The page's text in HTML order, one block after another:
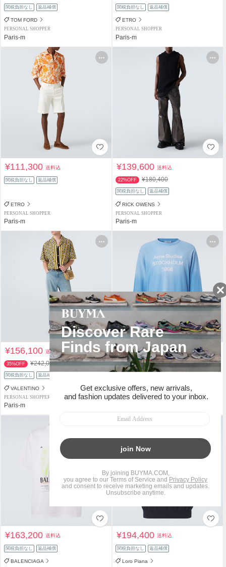
関税負担なし 返品補償
TOM FORD
PERSONAL SHOPPER
Paris-m
関税負担なし 返品補償
ETRO
PERSONAL SHOPPER
Paris-m
¥111,300送料込
関税負担なし 返品補償
ETRO
PERSONAL SHOPPER
Paris-m
¥139,600送料込
22%OFF ¥180,400
関税負担なし 返品補償
RICK OWENS
PERSONAL SHOPPER
Paris-m
¥156,100送料込
35%OFF ¥242,000
関税負担なし 返品補償
VALENTINO
PERSONAL SHOPPER
Paris-m
¥91,300送料込
関税負担なし 返品補償
Acne Studios
PERSONAL SHOPPER
¥163,200送料込
関税負担なし 返品補償
BALENCIAGA
¥194,400送料込
関税負担なし 返品補償
Loro Piana